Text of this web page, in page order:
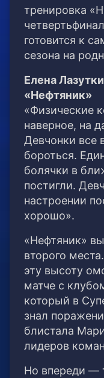
тренировка
готовится к
сезона на
Елена
«Нефтяник»
«Физические
наверное, на
Девчонки все
бороться.
болячки в
постигли.
настроении
хорошо».
«Нефтяник»
второго
эту высоту
матче с
который в
знал
блистала
лидеров
Но впереди —